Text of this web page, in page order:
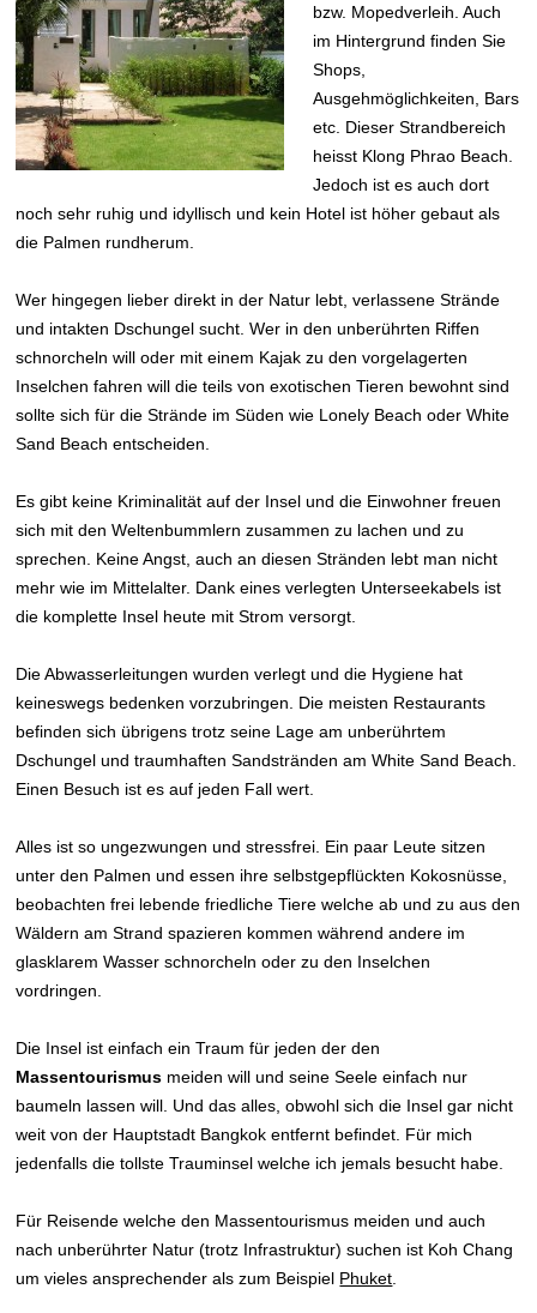
bzw. Mopedverleih. Auch
im Hintergrund finden Sie
Shops,
Ausgehmöglichkeiten, Bars
etc. Dieser Strandbereich
heisst Klong Phrao Beach.
Jedoch ist es auch dort
noch sehr ruhig und idyllisch und kein Hotel ist höher gebaut als
die Palmen rundherum.
Wer hingegen lieber direkt in der Natur lebt, verlassene Strände
und intakten Dschungel sucht. Wer in den unberührten Riffen
schnorcheln will oder mit einem Kajak zu den vorgelagerten
Inselchen fahren will die teils von exotischen Tieren bewohnt sind
sollte sich für die Strände im Süden wie Lonely Beach oder White
Sand Beach entscheiden.
Es gibt keine Kriminalität auf der Insel und die Einwohner freuen
sich mit den Weltenbummlern zusammen zu lachen und zu
sprechen. Keine Angst, auch an diesen Stränden lebt man nicht
mehr wie im Mittelalter. Dank eines verlegten Unterseekabels ist
die komplette Insel heute mit Strom versorgt.
Die Abwasserleitungen wurden verlegt und die Hygiene hat
keineswegs bedenken vorzubringen. Die meisten Restaurants
befinden sich übrigens trotz seine Lage am unberührtem
Dschungel und traumhaften Sandstränden am White Sand Beach.
Einen Besuch ist es auf jeden Fall wert.
Alles ist so ungezwungen und stressfrei. Ein paar Leute sitzen
unter den Palmen und essen ihre selbstgepflückten Kokosnüsse,
beobachten frei lebende friedliche Tiere welche ab und zu aus den
Wäldern am Strand spazieren kommen während andere im
glasklarem Wasser schnorcheln oder zu den Inselchen
vordringen.
Die Insel ist einfach ein Traum für jeden der den
Massentourismus meiden will und seine Seele einfach nur
baumeln lassen will. Und das alles, obwohl sich die Insel gar nicht
weit von der Hauptstadt Bangkok entfernt befindet. Für mich
jedenfalls die tollste Trauminsel welche ich jemals besucht habe.
Für Reisende welche den Massentourismus meiden und auch
nach unberührter Natur (trotz Infrastruktur) suchen ist Koh Chang
um vieles ansprechender als zum Beispiel Phuket.